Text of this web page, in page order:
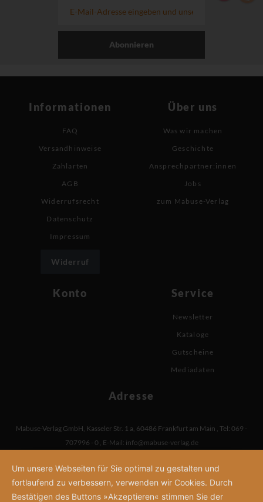
Abonnieren
Informationen
FAQ
Versandhinweise
Zahlarten
AGB
Widerrufsrecht
Datenschutz
Impressum
Widerruf
Über uns
Was wir machen
Geschichte
Ansprechpartner:innen
Jobs
zum Mabuse-Verlag
Konto Service
Newsletter
Kataloge
Gutscheine
Mediadaten
Adresse
Mabuse-Verlag GmbH, Kasseler Str. 1 a, 60486 Frankfurt am Main , Tel: 069 -
707996 - 0 , E-Mail: info@mabuse-verlag.de
Um unsere Webseiten für Sie optimal zu gestalten und
fortlaufend zu verbessern, verwenden wir Cookies. Durch
Bestätigen des Buttons »Akzeptieren« stimmen Sie der